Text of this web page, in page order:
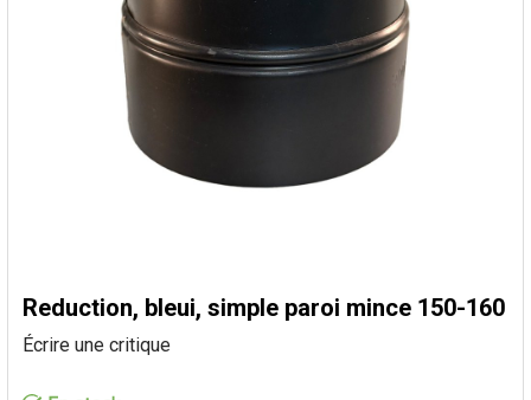
Reduction, bleui, simple paroi mince 150-160
Écrire une critique